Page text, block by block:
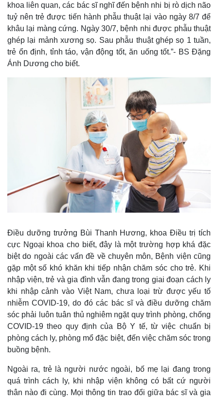
Ảnh
E-Magazine
Infographic
khoa liên quan, các bác sĩ nghĩ đến bệnh nhi bị rò dịch não
tuỷ nên trẻ được tiến hành phẫu thuật lại vào ngày 8/7 để
khâu lại màng cứng. Ngày 30/7, bệnh nhi được phẫu thuật
ghép lại mảnh xương sọ. Sau phẫu thuật ghép sọ 1 tuần,
trẻ ổn định, tỉnh táo, vận động tốt, ăn uống tốt.”- BS Đặng
Ánh Dương cho biết.
Điều dưỡng trưởng Bùi Thanh Hương, khoa Điều trị tích
cực Ngoại khoa cho biết, đây là một trường hợp khá đặc
biệt do ngoài các vấn đề về chuyên môn, Bệnh viện cũng
gặp một số khó khăn khi tiếp nhận chăm sóc cho trẻ. Khi
nhập viện, trẻ và gia đình vẫn đang trong giai đoạn cách ly
khi nhập cảnh vào Việt Nam, chưa loại trừ được yếu tố
nhiễm COVID-19, do đó các bác sĩ và điều dưỡng chăm
sóc phải luôn tuân thủ nghiêm ngặt quy trình phòng, chống
COVID-19 theo quy định của Bộ Y tế, từ việc chuẩn bị
phòng cách ly, phòng mổ đặc biệt, đến việc chăm sóc trong
buồng bệnh.
Ngoài ra, trẻ là người nước ngoài, bố mẹ lại đang trong
quá trình cách ly, khi nhập viện không có bất cứ người
thân nào đi cùng. Mọi thông tin trao đổi giữa bác sĩ và gia